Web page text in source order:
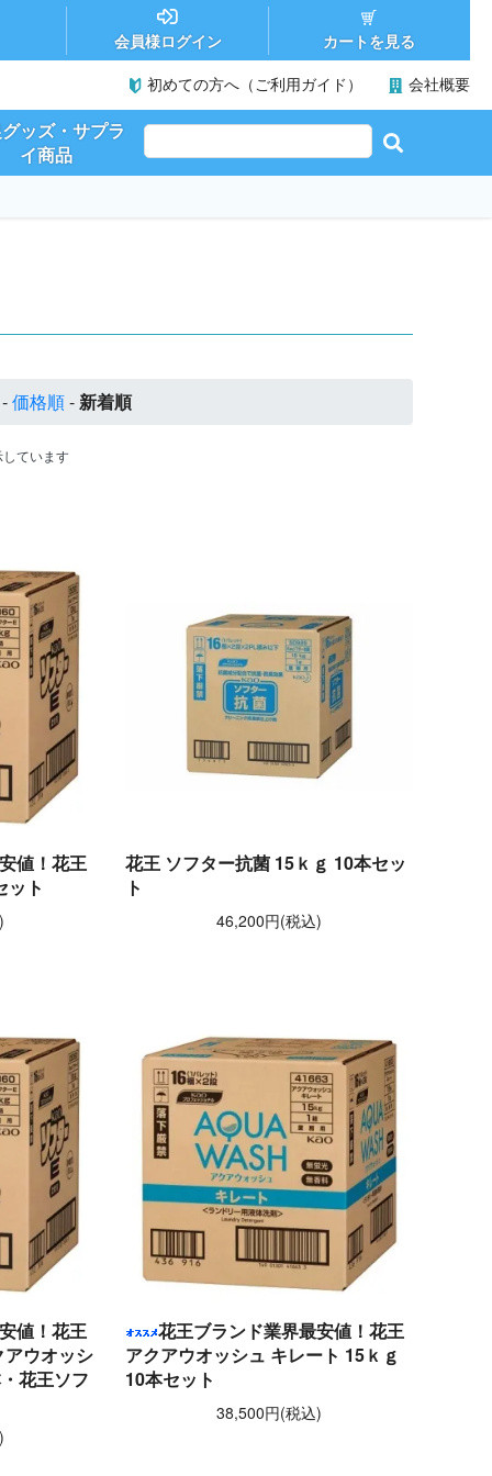
会員様ログイン
カートを見る
初めての方へ（ご利用ガイド）
会社概要
ッズ・サプラ
イ商品
価格順-新着順
しています
値！花王
ット
花王 ソフター抗菌 15ｋｇ 10本セッ
ト
46,200円(税込)
値！花王
ウオッシ
花王ソフ
花王ブランド業界最安値！花王
アクアウオッシュ キレート 15ｋｇ
10本セット
38,500円(税込)